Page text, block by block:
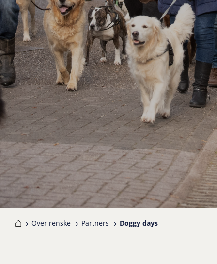
Over renske Partners Doggy days